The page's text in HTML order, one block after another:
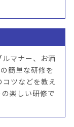
マナー、お酒
簡単な研修を
ツなどを教え
楽しい研修で